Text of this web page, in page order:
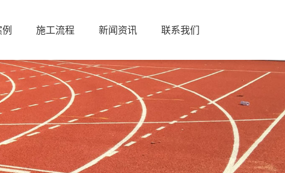
施工流程 新闻资讯 联系我们